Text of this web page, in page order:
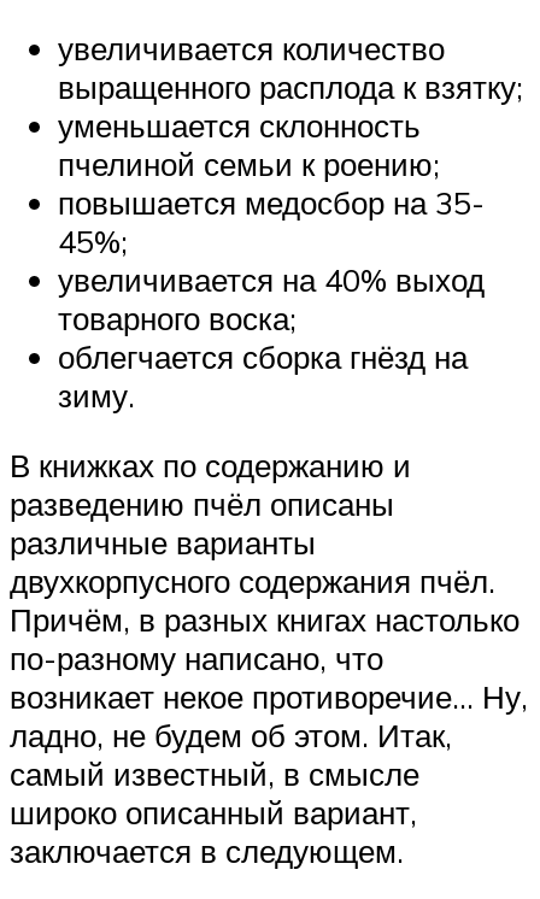
увеличивается количество
выращенного расплода к взятку;
уменьшается склонность
пчелиной семьи к роению;
повышается медосбор на 35-
45%;
увеличивается на 40% выход
товарного воска;
облегчается сборка гнёзд на
зиму.
В книжках по содержанию и
разведению пчёл описаны
различные варианты
двухкорпусного содержания пчёл.
Причём, в разных книгах настолько
по-разному написано, что
возникает некое противоречие… Ну,
ладно, не будем об этом. Итак,
самый известный, в смысле
широко описанный вариант,
заключается в следующем.